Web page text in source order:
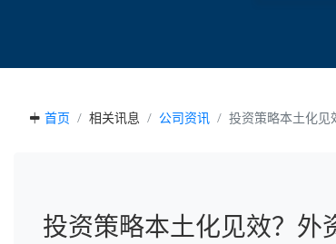
首页 相关讯息 公司资讯 投资策略本土化见
投资策略本土化见效？外